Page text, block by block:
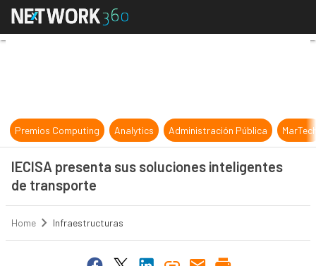
IECISA presenta sus soluciones
Premios Computing Analytics Administración Pública
IECISA presenta sus soluciones inteligentes
de transporte
Home Infraestructuras